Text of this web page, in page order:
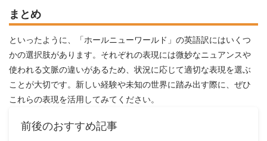
まとめ
といったように、「ホールニューワールド」の英語訳にはいくつ
かの選択肢があります。それぞれの表現には微妙なニュアンスや
使われる文脈の違いがあるため、状況に応じて適切な表現を選ぶ
ことが大切です。新しい経験や未知の世界に踏み出す際に、ぜひ
これらの表現を活用してみてください。
前後のおすすめ記事